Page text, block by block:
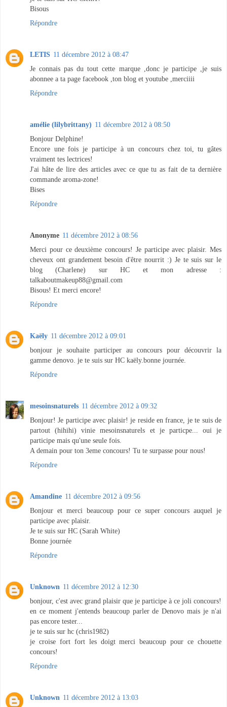
Bisous
Répondre
LETIS 11 décembre 2012 à 08:47
Je connais pas du tout cette marque ,donc je participe ,je suis
abonnee a ta page facebook ,ton blog et youtube ,merciiii
Répondre
amélie (lilybrittany) 11 décembre 2012 à 08:50
Bonjour Delphine!
Encore une fois je participe à un concours chez toi, tu gâtes
vraiment tes lectrices!
J'ai hâte de lire des articles avec ce que tu as fait de ta dernière
commande aroma-zone!
Bises
Répondre
Anonyme 11 décembre 2012 à 08:56
Merci pour ce deuxième concours! Je participe avec plaisir. Mes
cheveux ont grandement besoin d'être nourrit :) Je te suis sur le
blog (Charlene) sur HC et mon adresse :
talkaboutmakeup88@gmail.com
Bisous! Et merci encore!
Répondre
Kaëly 11 décembre 2012 à 09:01
bonjour je souhaite participer au concours pour découvrir la
gamme denovo. je te suis sur HC kaëly.bonne journée.
Répondre
mesoinsnaturels 11 décembre 2012 à 09:32
Bonjour! Je participe avec plaisir! je reside en france, je te suis de
partout (hihihi) vinie mesoinsnaturels et je particpe... oui je
participe mais qu'une seule fois.
A demain pour ton 3eme concours! Tu te surpasse pour nous!
Répondre
Amandine 11 décembre 2012 à 09:56
Bonjour et merci beaucoup pour ce super concours auquel je
participe avec plaisir.
Je te suis sur HC (Sarah White)
Bonne journée
Répondre
Unknown 11 décembre 2012 à 12:30
bonjour, c'est avec grand plaisir que je participe à ce joli concours!
en ce moment j'entends beaucoup parler de Denovo mais je n'ai
pas encore tester...
je te suis sur hc (chris1982)
je croise fort fort les doigt merci beaucoup pour ce chouette
concours!
Répondre
Unknown 11 décembre 2012 à 13:03